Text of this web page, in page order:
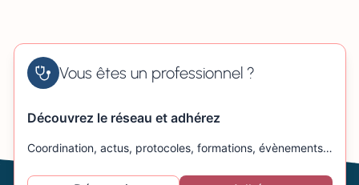
Vous êtes un professionnel ?
Découvrez le réseau et adhérez
Coordination, actus, protocoles, formations, évènements…